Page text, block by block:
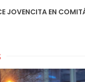
JOVENCITA EN